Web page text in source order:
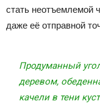
стать неотъемлемой
даже её отправной
Продуманный
деревом,
качели в тени